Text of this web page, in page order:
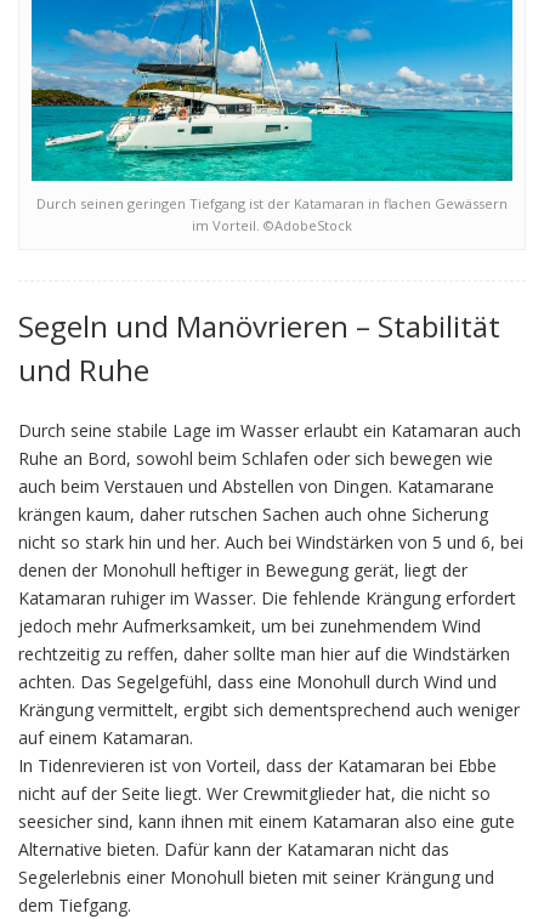
Durch seinen geringen Tiefgang ist der Katamaran in flachen Gewässern
im Vorteil. ©AdobeStock
Segeln und Manövrieren – Stabilität
und Ruhe
Durch seine stabile Lage im Wasser erlaubt ein Katamaran auch
Ruhe an Bord, sowohl beim Schlafen oder sich bewegen wie
auch beim Verstauen und Abstellen von Dingen. Katamarane
krängen kaum, daher rutschen Sachen auch ohne Sicherung
nicht so stark hin und her. Auch bei Windstärken von 5 und 6, bei
denen der Monohull heftiger in Bewegung gerät, liegt der
Katamaran ruhiger im Wasser. Die fehlende Krängung erfordert
jedoch mehr Aufmerksamkeit, um bei zunehmendem Wind
rechtzeitig zu reffen, daher sollte man hier auf die Windstärken
achten. Das Segelgefühl, dass eine Monohull durch Wind und
Krängung vermittelt, ergibt sich dementsprechend auch weniger
auf einem Katamaran.
In Tidenrevieren ist von Vorteil, dass der Katamaran bei Ebbe
nicht auf der Seite liegt. Wer Crewmitglieder hat, die nicht so
seesicher sind, kann ihnen mit einem Katamaran also eine gute
Alternative bieten. Dafür kann der Katamaran nicht das
Segelerlebnis einer Monohull bieten mit seiner Krängung und
dem Tiefgang.